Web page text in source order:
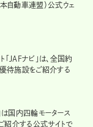
自動車連盟）公式ウェ
JAFナビ」は、全国約
待施設をご紹介する
は国内四輪モータース
紹介する公式サイトで